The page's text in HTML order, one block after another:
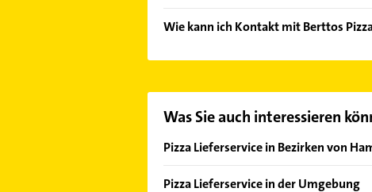
Wie kann ich Kontakt mit Berttos
Was Sie auch interessieren
Pizza Lieferservice in Bezirken von
Bezirk Altona
Pizza Lieferservice in der Umgebung